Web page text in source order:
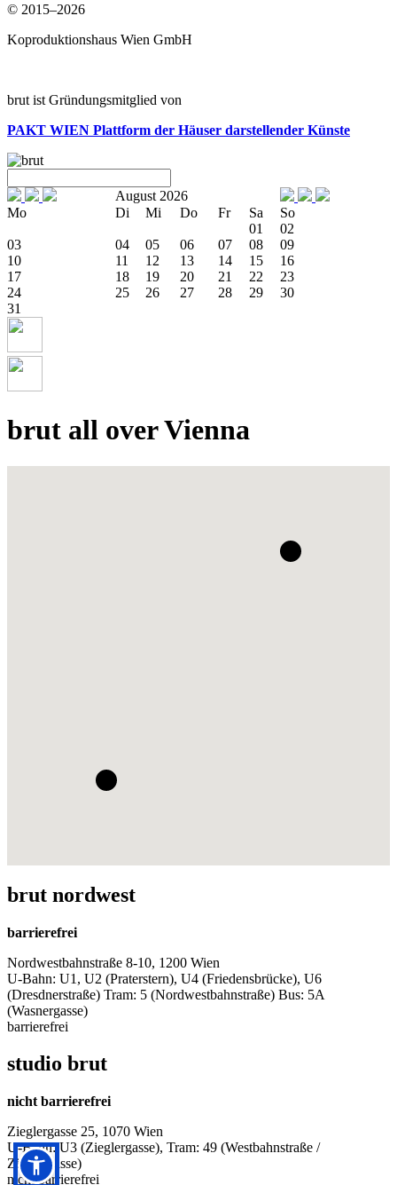
© 2015–2026
Koproduktionshaus Wien GmbH
brut ist Gründungsmitglied von
PAKT WIEN Plattform der Häuser darstellender Künste
August 2026
Mo
Di Mi Do Fr Sa
So
01
02
03
04 05 06 07 08
09
10
11 12 13 14 15
16
17
18 19 20 21 22
23
24
25 26 27 28 29
30
31
brut all over Vienna
brut nordwest
barrierefrei
Nordwestbahnstraße 8-10, 1200 Wien
U-Bahn: U1, U2 (Praterstern), U4 (Friedensbrücke), U6
(Dresdnerstraße) Tram: 5 (Nordwestbahnstraße) Bus: 5A
(Wasnergasse)
barrierefrei
studio brut
nicht barrierefrei
Zieglergasse 25, 1070 Wien
U-Bahn: U3 (Zieglergasse), Tram: 49 (Westbahnstraße /
Zieglergasse)
nicht barrierefrei